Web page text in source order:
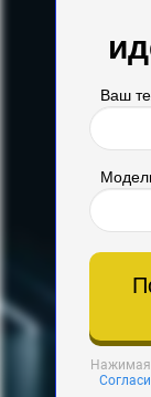
Ваш
Нажимая